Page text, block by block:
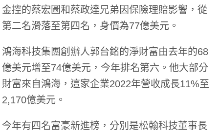
金控的蔡宏圖和蔡政達兄弟因保險理賠影響，從
第二名滑落至第四名，身價為77億美元。
鴻海科技集團創辦人郭台銘的淨財富由去年的68
億美元增至74億美元，今年排名第六。他大部分
財富來自鴻海，這家企業2022年營收成長11%至
2,170億美元。
今年有四名富豪新進榜，分別是松翰科技董事長